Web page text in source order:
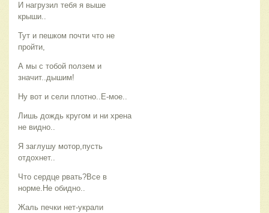
И нагрузил тебя я выше
крыши..
Тут и пешком почти что не
пройти,
А мы с тобой ползем и
значит..дышим!
Ну вот и сели плотно..Е-мое..
Лишь дождь кругом и ни хрена
не видно..
Я заглушу мотор,пусть
отдохнет..
Что сердце рвать?Все в
норме.Не обидно..
Жаль печки нет-украли